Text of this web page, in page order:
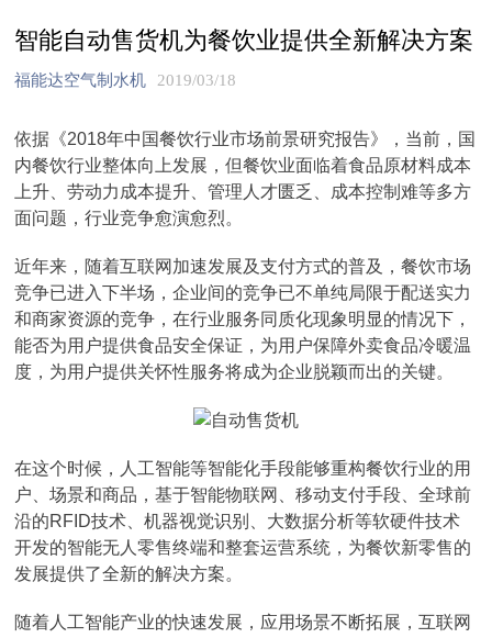
智能自动售货机为餐饮业提供全新解决方案
福能达空气制水机 2019/03/18
依据《2018年中国餐饮行业市场前景研究报告》，当前，国
内餐饮行业整体向上发展，但餐饮业面临着食品原材料成本
上升、劳动力成本提升、管理人才匮乏、成本控制难等多方
面问题，行业竞争愈演愈烈。
近年来，随着互联网加速发展及支付方式的普及，餐饮市场
竞争已进入下半场，企业间的竞争已不单纯局限于配送实力
和商家资源的竞争，在行业服务同质化现象明显的情况下，
能否为用户提供食品安全保证，为用户保障外卖食品冷暖温
度，为用户提供关怀性服务将成为企业脱颖而出的关键。
在这个时候，人工智能等智能化手段能够重构餐饮行业的用
户、场景和商品，基于智能物联网、移动支付手段、全球前
沿的RFID技术、机器视觉识别、大数据分析等软硬件技术
开发的智能无人零售终端和整套运营系统，为餐饮新零售的
发展提供了全新的解决方案。
随着人工智能产业的快速发展，应用场景不断拓展，互联网